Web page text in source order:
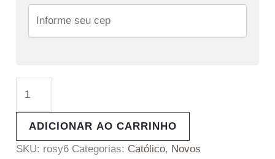
ADICIONAR AO CARRINHO
SKU: rosy6 Categorias: Católico, Novos